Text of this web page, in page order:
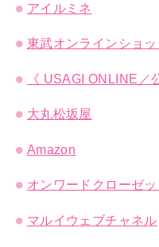
アイルミネ
東武オンラインショ
《 USAGI ONLINE／
大丸松坂屋
Amazon
オンワードクローゼッ
マルイウェブチャネル